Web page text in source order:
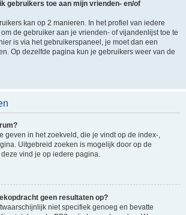
gebruikers toe aan mijn vrienden- en/of
kan op 2 manieren. In het profiel van iedere
de gebruiker aan je vrienden- of vijandenlijst toe te
is via het gebruikerspaneel, je moet dan een
Op dezelfde pagina kun je gebruikers weer van de
geven in het zoekveld, die je vindt op de index-,
Uitgebreid zoeken is mogelijk door op de
vind je op iedere pagina.
geen resultaten op?
niet specifiek genoeg en bevatte